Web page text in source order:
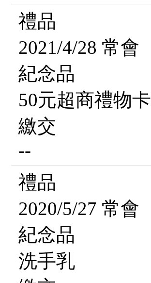
禮品
2021/4/28 常會
紀念品
50元超商禮物卡
繳交
--
禮品
2020/5/27 常會
紀念品
洗手乳